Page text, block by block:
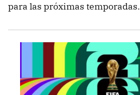
para las próximas temporadas.